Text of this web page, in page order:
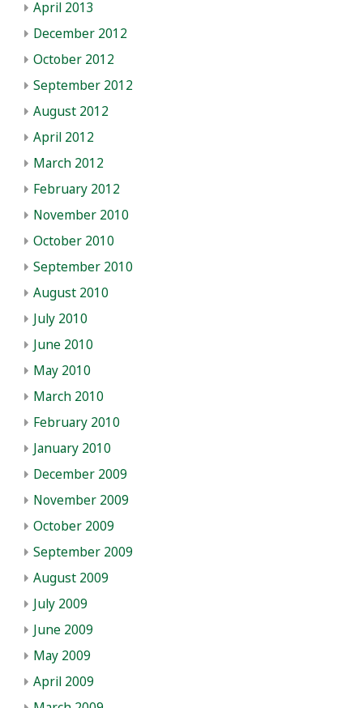
April 2013
December 2012
October 2012
September 2012
August 2012
April 2012
March 2012
February 2012
November 2010
October 2010
September 2010
August 2010
July 2010
June 2010
May 2010
March 2010
February 2010
January 2010
December 2009
November 2009
October 2009
September 2009
August 2009
July 2009
June 2009
May 2009
April 2009